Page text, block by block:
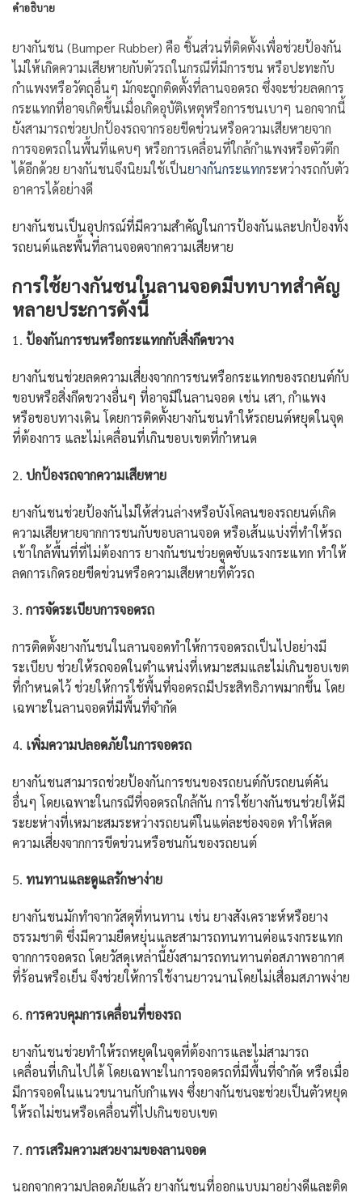
คำอธิบาย
ยางกันชน (Bumper Rubber) คือ ชิ้นส่วนที่ติดตั้งเพื่อช่วยป้องกัน
ไม่ให้เกิดความเสียหายกับตัวรถในกรณีที่มีการชน หรือปะทะกับ
กำแพงหรือวัตถุอื่นๆ มักจะถูกติดตั้งที่ลานจอดรถ ซึ่งจะช่วยลดการ
กระแทกที่อาจเกิดขึ้นเมื่อเกิดอุบัติเหตุหรือการชนเบาๆ นอกจากนี้
ยังสามารถช่วยปกป้องรถจากรอยขีดข่วนหรือความเสียหายจาก
การจอดรถในพื้นที่แคบๆ หรือการเคลื่อนที่ใกล้กำแพงหรือตัวตึก
ได้อีกด้วย ยางกันชนจึงนิยมใช้เป็นยางกันกระแทกระหว่างรถกับตัว
อาคารได้อย่างดี
ยางกันชนเป็นอุปกรณ์ที่มีความสำคัญในการป้องกันและปกป้องทั้ง
รถยนต์และพื้นที่ลานจอดจากความเสียหาย
การใช้ยางกันชนในลานจอดมีบทบาทสำคัญ
หลายประการดังนี้
1. ป้องกันการชนหรือกระแทกกับสิ่งกีดขวาง
ยางกันชนช่วยลดความเสี่ยงจากการชนหรือกระแทกของรถยนต์กับ
ขอบหรือสิ่งกีดขวางอื่นๆ ที่อาจมีในลานจอด เช่น เสา, กำแพง
หรือขอบทางเดิน โดยการติดตั้งยางกันชนทำให้รถยนต์หยุดในจุด
ที่ต้องการ และไม่เคลื่อนที่เกินขอบเขตที่กำหนด
2. ปกป้องรถจากความเสียหาย
ยางกันชนช่วยป้องกันไม่ให้ส่วนล่างหรือบังโคลนของรถยนต์เกิด
ความเสียหายจากการชนกับขอบลานจอด หรือเส้นแบ่งที่ทำให้รถ
เข้าใกล้พื้นที่ที่ไม่ต้องการ ยางกันชนช่วยดูดซับแรงกระแทก ทำให้
ลดการเกิดรอยขีดข่วนหรือความเสียหายที่ตัวรถ
3. การจัดระเบียบการจอดรถ
การติดตั้งยางกันชนในลานจอดทำให้การจอดรถเป็นไปอย่างมี
ระเบียบ ช่วยให้รถจอดในตำแหน่งที่เหมาะสมและไม่เกินขอบเขต
ที่กำหนดไว้ ช่วยให้การใช้พื้นที่จอดรถมีประสิทธิภาพมากขึ้น โดย
เฉพาะในลานจอดที่มีพื้นที่จำกัด
4. เพิ่มความปลอดภัยในการจอดรถ
ยางกันชนสามารถช่วยป้องกันการชนของรถยนต์กับรถยนต์คัน
อื่นๆ โดยเฉพาะในกรณีที่จอดรถใกล้กัน การใช้ยางกันชนช่วยให้มี
ระยะห่างที่เหมาะสมระหว่างรถยนต์ในแต่ละช่องจอด ทำให้ลด
ความเสี่ยงจากการขีดข่วนหรือชนกันของรถยนต์
5. ทนทานและดูแลรักษาง่าย
ยางกันชนมักทำจากวัสดุที่ทนทาน เช่น ยางสังเคราะห์หรือยาง
ธรรมชาติ ซึ่งมีความยืดหยุ่นและสามารถทนทานต่อแรงกระแทก
จากการจอดรถ โดยวัสดุเหล่านี้ยังสามารถทนทานต่อสภาพอากาศ
ที่ร้อนหรือเย็น จึงช่วยให้การใช้งานยาวนานโดยไม่เสื่อมสภาพง่าย
6. การควบคุมการเคลื่อนที่ของรถ
ยางกันชนช่วยทำให้รถหยุดในจุดที่ต้องการและไม่สามารถ
เคลื่อนที่เกินไปได้ โดยเฉพาะในการจอดรถที่มีพื้นที่จำกัด หรือเมื่อ
มีการจอดในแนวขนานกับกำแพง ซึ่งยางกันชนจะช่วยเป็นตัวหยุด
ให้รถไม่ชนหรือเคลื่อนที่ไปเกินขอบเขต
7. การเสริมความสวยงามของลานจอด
นอกจากความปลอดภัยแล้ว ยางกันชนที่ออกแบบมาอย่างดีและติด